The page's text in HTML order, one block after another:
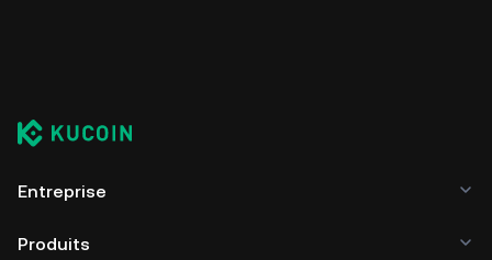
Entreprise
Produits